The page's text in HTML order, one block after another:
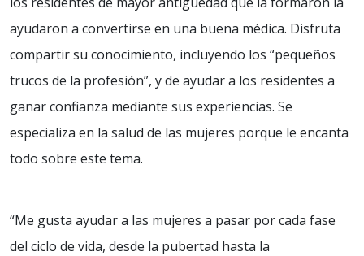
ayudaron a convertirse en una buena médica. Disfruta
compartir su conocimiento, incluyendo los “pequeños
trucos de la profesión”, y de ayudar a los residentes a
ganar confianza mediante sus experiencias. Se
especializa en la salud de las mujeres porque le encanta
todo sobre este tema.
“Me gusta ayudar a las mujeres a pasar por cada fase
del ciclo de vida, desde la pubertad hasta la